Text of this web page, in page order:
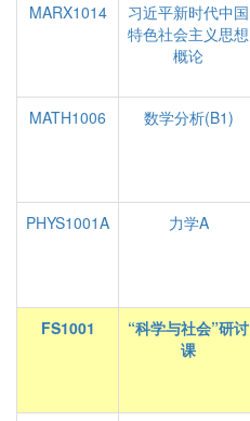
MARX1014
习近平新时代中国
特色社会主义思想
概论
MATH1006
数学分析(B1)
PHYS1001A
力学A
FS1001
“科学与社会”研讨
课